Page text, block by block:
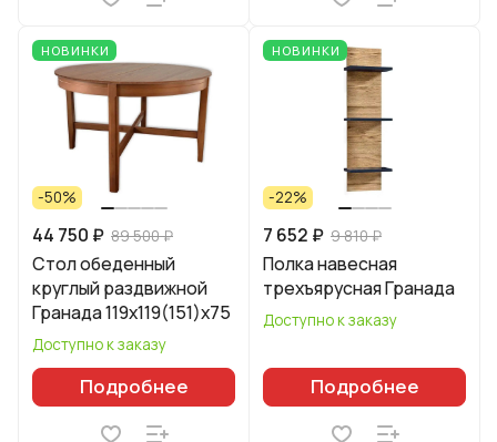
НОВИНКИ
-50%
44 750 ₽ 89 500 ₽
Стол обеденный
круглый раздвижной
Гранада 119х119(151)х75
Доступно к заказу
Подробнее
НОВИНКИ
-22%
7 652 ₽ 9 810 ₽
Полка навесная
трехъярусная Гранада
Доступно к заказу
Подробнее